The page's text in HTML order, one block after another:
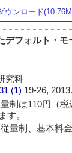
ウンロード
デフォルト・モ
究科
(1) 19-26, 2013.
制は110円（税
す。
量制、基本料